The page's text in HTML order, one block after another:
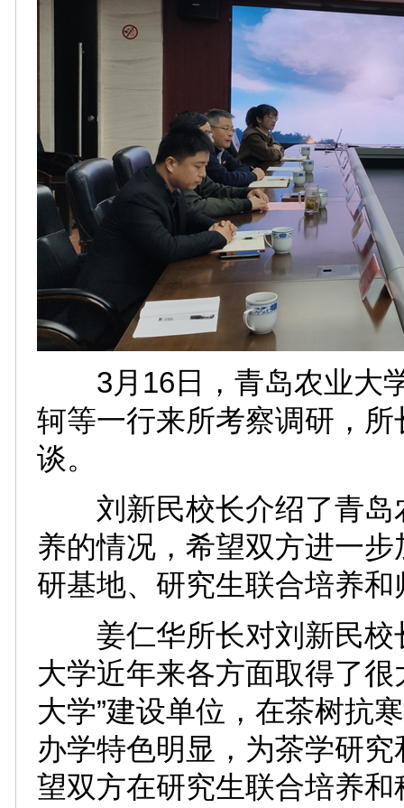
3月16日，青岛农业大学
轲等一行来所考察调研，
谈。
刘新民校长介绍了青岛
养的情况，希望双方进一
研基地、研究生联合培养
姜仁华所长对刘新民校
大学近年来各方面取得了
大学”建设单位，在茶树抗
办学特色明显，为茶学研
望双方在研究生联合培养